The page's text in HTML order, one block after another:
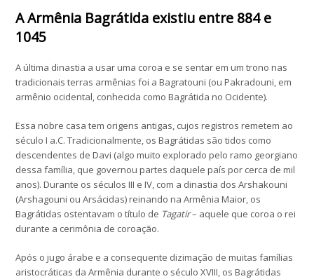
A Armênia Bagrátida existiu entre 884 e
1045
A última dinastia a usar uma coroa e se sentar em um trono nas
tradicionais terras armênias foi a Bagratouni (ou Pakradouni, em
armênio ocidental, conhecida como Bagrátida no Ocidente).
Essa nobre casa tem origens antigas, cujos registros remetem ao
século I a.C. Tradicionalmente, os Bagrátidas são tidos como
descendentes de Davi (algo muito explorado pelo ramo georgiano
dessa família, que governou partes daquele país por cerca de mil
anos). Durante os séculos III e IV, com a dinastia dos Arshakouni
(Arshagouni ou Arsácidas) reinando na Armênia Maior, os
Bagrátidas ostentavam o título de Tagatir– aquele que coroa o rei
durante a cerimônia de coroação.
Após o jugo árabe e a consequente dizimação de muitas famílias
aristocráticas da Armênia durante o século XVIII, os Bagrátidas